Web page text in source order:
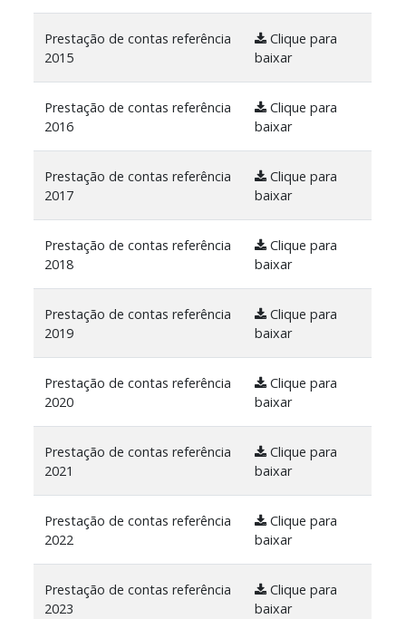
Prestação de contas referência
2015
Clique para
baixar
Prestação de contas referência
2016
Clique para
baixar
Prestação de contas referência
2017
Clique para
baixar
Prestação de contas referência
2018
Clique para
baixar
Prestação de contas referência
2019
Clique para
baixar
Prestação de contas referência
2020
Clique para
baixar
Prestação de contas referência
2021
Clique para
baixar
Prestação de contas referência
2022
Clique para
baixar
Prestação de contas referência
2023
Clique para
baixar